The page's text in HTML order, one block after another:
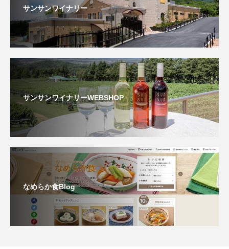
サンサンワイナリー
サンサンワイナリーWEBSHOP
なめらか食Blog